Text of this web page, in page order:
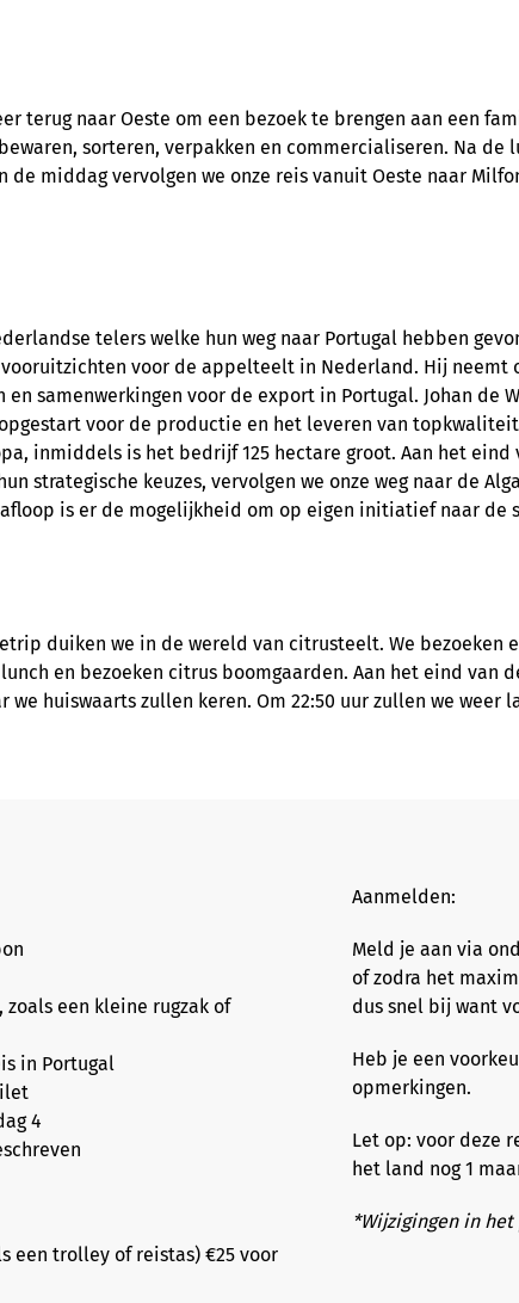
terug naar Oeste om een bezoek te brengen aan een
sorteren, verpakken en commercialiseren. Na de
de middag vervolgen we onze reis vanuit Oeste naar
telers welke hun weg naar Portugal hebben
voor de appelteelt in Nederland. Hij neemt
samenwerkingen voor de export in Portugal. Johan de
voor de productie en het leveren van
inmiddels is het bedrijf 125 hectare groot. Aan het eind
strategische keuzes, vervolgen we onze weg naar de
is er de mogelijkheid om op eigen initiatief naar de
duiken we in de wereld van citrusteelt. We bezoeken
en bezoeken citrus boomgaarden. Aan het eind van
we huiswaarts zullen keren. Om 22:50 uur zullen we weer
zoals een kleine rugzak of
in Portugal
4
een trolley of reistas) €25 voor
Aanmelden:
Meld je aan via
of zodra het
dus snel bij want
Heb je een
opmerkingen.
Let op: voor deze
het land nog 1
*Wijzigingen in